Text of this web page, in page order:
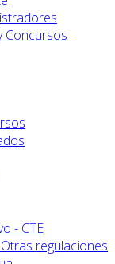
Concursos
- CTE
regulaciones